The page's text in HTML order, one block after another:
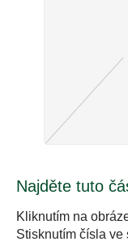
Najděte tuto
Kliknutím na
Stisknutím čísla ve